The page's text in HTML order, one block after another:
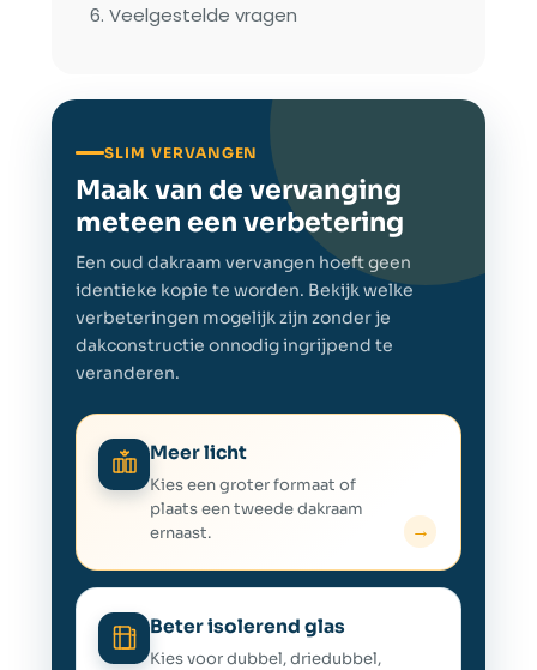
Veelgestelde vragen
SLIM VERVANGEN
Maak van de vervanging
meteen een verbetering
Een oud dakraam vervangen hoeft geen
identieke kopie te worden. Bekijk welke
verbeteringen mogelijk zijn zonder je
dakconstructie onnodig ingrijpend te
veranderen.
Meer licht
Kies een groter formaat of
plaats een tweede dakraam
ernaast.
→
Beter isolerend glas
Kies voor dubbel, driedubbel,